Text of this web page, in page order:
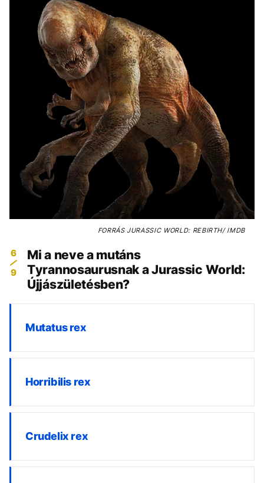
FORRÁSJURASSIC WORLD: REBIRTH/ IMDB
6
9
Mi a neve a mutáns
Tyrannosaurusnak a Jurassic World:
Újjászületésben?
Mutatus rex
Horribilis rex
Crudelix rex